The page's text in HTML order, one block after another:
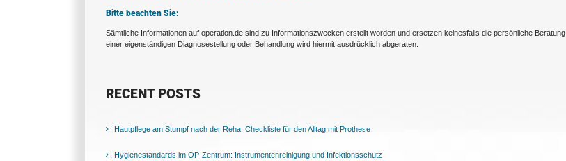
Bitte beachten Sie:
Sämtliche Informationen auf operation.de sind zu Informationszwecken erstellt worden und ersetzen keinesfalls die persönliche
einer eigenständigen Diagnosestellung oder Behandlung wird hiermit ausdrücklich abgeraten.
RECENT POSTS
Hautpflege am Stumpf nach der Reha: Checkliste für den Alltag mit Prothese
Hygienestandards im OP-Zentrum: Instrumentenreinigung und Infektionsschutz